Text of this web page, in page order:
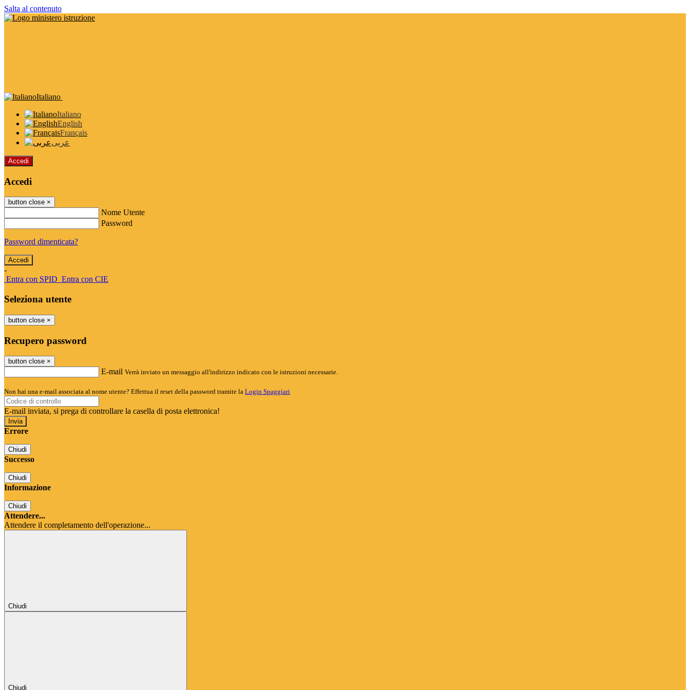
Salta al contenuto
Italiano
Italiano
English
Français
عربى
Accedi
Accedi
button close ×
Nome Utente
Password
Password dimenticata?
-
Entra con SPID Entra con CIE
Seleziona utente
button close ×
Recupero password
button close ×
E-mail Verrà inviato un messaggio all'indirizzo indicato con le istruzioni necessarie.
Non hai una e-mail associata al nome utente? Effettua il reset della password tramite la Login Spaggiari
E-mail inviata, si prega di controllare la casella di posta elettronica!
Errore
Chiudi
Successo
Chiudi
Informazione
Chiudi
Attendere...
Attendere il completamento dell'operazione...
Chiudi
Chiudi